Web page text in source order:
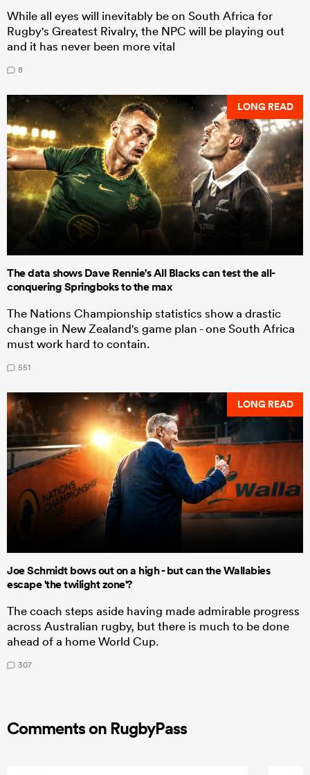
While all eyes will inevitably be on South Africa for
Rugby's Greatest Rivalry, the NPC will be playing out
and it has never been more vital
8
LONG READ
The data shows Dave Rennie's All Blacks can test the all-
conquering Springboks to the max
The Nations Championship statistics show a drastic
change in New Zealand's game plan - one South Africa
must work hard to contain.
551
LONG READ
Joe Schmidt bows out on a high - but can the Wallabies
escape 'the twilight zone'?
The coach steps aside having made admirable progress
across Australian rugby, but there is much to be done
ahead of a home World Cup.
307
Comments on RugbyPass